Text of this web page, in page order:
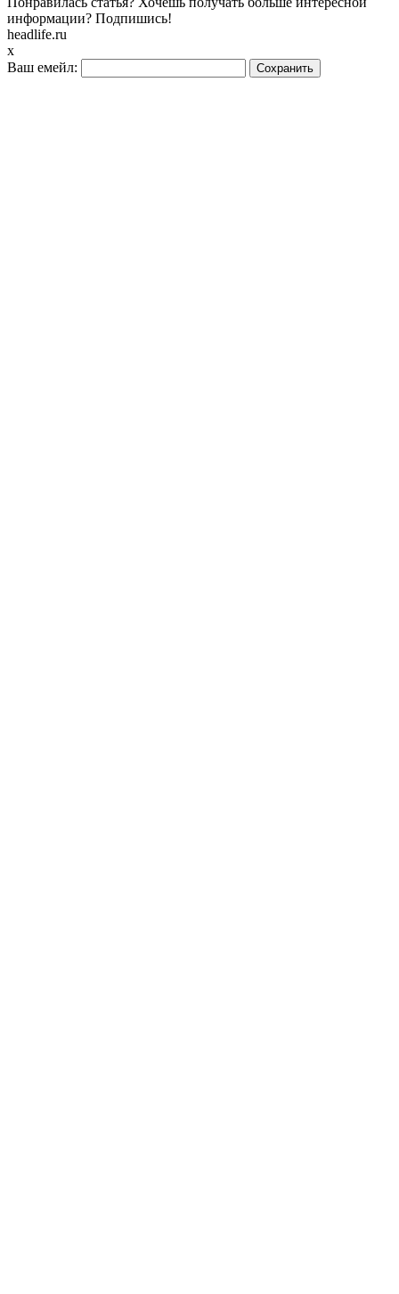
информации? Подпишись!
headlife.ru
x
Ваш емейл: